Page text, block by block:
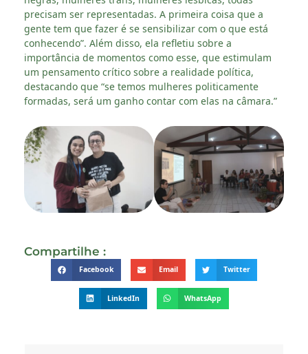
precisam ser representadas. A primeira coisa que a
gente tem que fazer é se sensibilizar com o que está
conhecendo”. Além disso, ela refletiu sobre a
importância de momentos como esse, que estimulam
um pensamento crítico sobre a realidade política,
destacando que “se temos mulheres politicamente
formadas, será um ganho contar com elas na câmara.”
Compartilhe :
Facebook Email Twitter
LinkedIn WhatsApp